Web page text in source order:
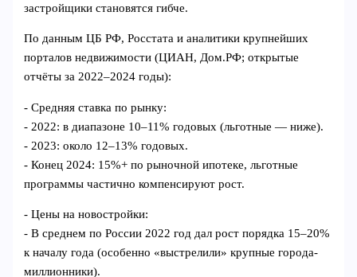
застройщики становятся гибче.
По данным ЦБ РФ, Росстата и аналитики крупнейших
порталов недвижимости (ЦИАН, Дом.РФ; открытые
отчёты за 2022–2024 годы):
- Средняя ставка по рынку:
- 2022: в диапазоне 10–11% годовых (льготные — ниже).
- 2023: около 12–13% годовых.
- Конец 2024: 15%+ по рыночной ипотеке, льготные
программы частично компенсируют рост.
- Цены на новостройки:
- В среднем по России 2022 год дал рост порядка 15–20%
к началу года (особенно «выстрелили» крупные города-
миллионники).